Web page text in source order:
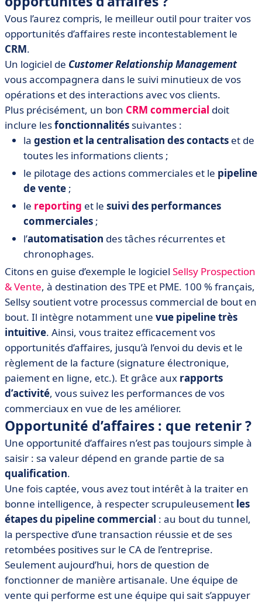
Vous l’aurez compris, le meilleur outil pour traiter vos
opportunités d’affaires reste incontestablement le
CRM.
Un logiciel de Customer Relationship Management
vous accompagnera dans le suivi minutieux de vos
opérations et des interactions avec vos clients.
Plus précisément, un bon CRM commercial doit
inclure lesfonctionnalités suivantes :
la gestion et la centralisation des contacts et de
toutes les informations clients ;
le pilotage des actions commerciales et le pipeline
de vente ;
le reporting et le suivi des performances
commerciales ;
l’automatisation des tâches récurrentes et
chronophages.
Citons en guise d’exemple le logiciel Sellsy Prospection
& Vente, à destination des TPE et PME. 100 % français,
Sellsy soutient votre processus commercial de bout en
bout. Il intègre notamment une vue pipeline très
intuitive. Ainsi, vous traitez efficacement vos
opportunités d’affaires, jusqu’à l’envoi du devis et le
règlement de la facture (signature électronique,
paiement en ligne, etc.). Et grâce aux rapports
d’activité, vous suivez les performances de vos
commerciaux en vue de les améliorer.
Opportunité d’affaires : que retenir ?
Une opportunité d’affaires n’est pas toujours simple à
saisir : sa valeur dépend en grande partie de sa
qualification.
Une fois captée, vous avez tout intérêt à la traiter en
bonne intelligence, à respecter scrupuleusement les
étapes du pipeline commercial : au bout du tunnel,
la perspective d’une transaction réussie et de ses
retombées positives sur le CA de l’entreprise.
Seulement aujourd’hui, hors de question de
fonctionner de manière artisanale. Une équipe de
vente qui performe est une équipe qui sait s’appuyer